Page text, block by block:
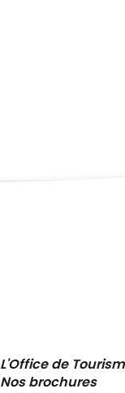
L'Office de
Nos brochures